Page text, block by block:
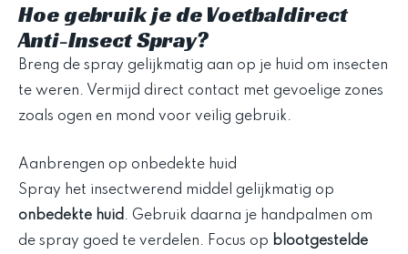
Hoe gebruik je de Voetbaldirect
Anti-Insect Spray?
Breng de spray gelijkmatig aan op je huid om insecten
te weren. Vermijd direct contact met gevoelige zones
zoals ogen en mond voor veilig gebruik.
Aanbrengen op onbedekte huid
Spray het insectwerend middel gelijkmatig op
onbedekte huid . Gebruik daarna je handpalmen om
de spray goed te verdelen. Focus op blootgestelde